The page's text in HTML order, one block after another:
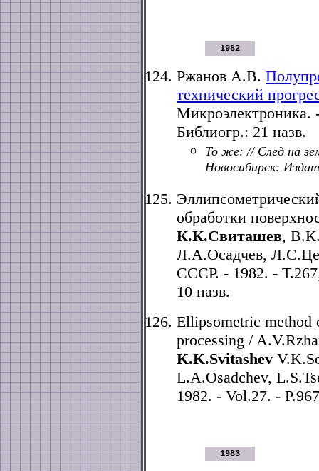
1982
Ржанов А.В.
технический
Микроэлектроника.
Библиогр.: 21 назв.
То же: // След на
Новосибирск:
обработки
К.К.Свиташев,
Л.А.Осадчев,
СССР. - 1982. -
10 назв.
Ellipsometric method
processing /
K.K.Svitashev
L.A.Osadchev,
1982. - Vol.27. -
1983